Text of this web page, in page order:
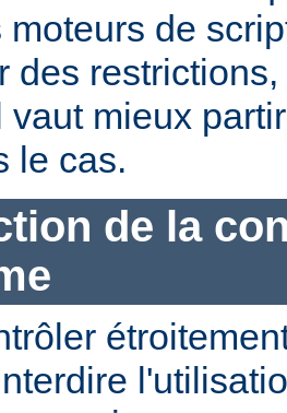
moteurs de
des
vaut mieux
le cas.
de la